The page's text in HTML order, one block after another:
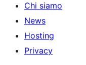
Chi siamo
News
Hosting
Privacy